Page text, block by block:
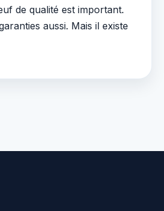
de qualité est important.
aussi. Mais il existe